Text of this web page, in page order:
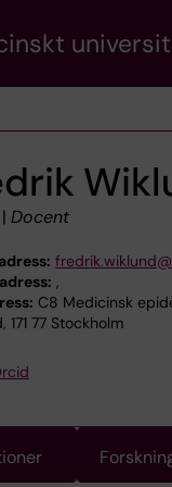
Docent
,
C8 Medicinsk
171 77 Stockholm